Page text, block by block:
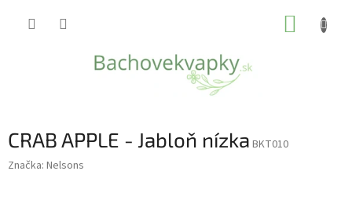
CRAB APPLE - Jabloň nízka BKT010
Značka: Nelsons